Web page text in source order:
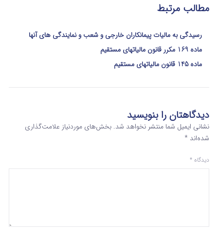
مطالب مرتبط
رسیدگی به مالیات پیمانکاران خارجی و شعب و نمایندگی های آنها
ماده 169 مکرر قانون مالیاتهای مستقیم
ماده 145 قانون مالیاتهای مستقیم
دیدگاهتان را بنویسید
نشانی ایمیل شما منتشر نخواهد شد. بخش‌های موردنیاز علامت‌گذاری
شده‌اند *
دیدگاه *